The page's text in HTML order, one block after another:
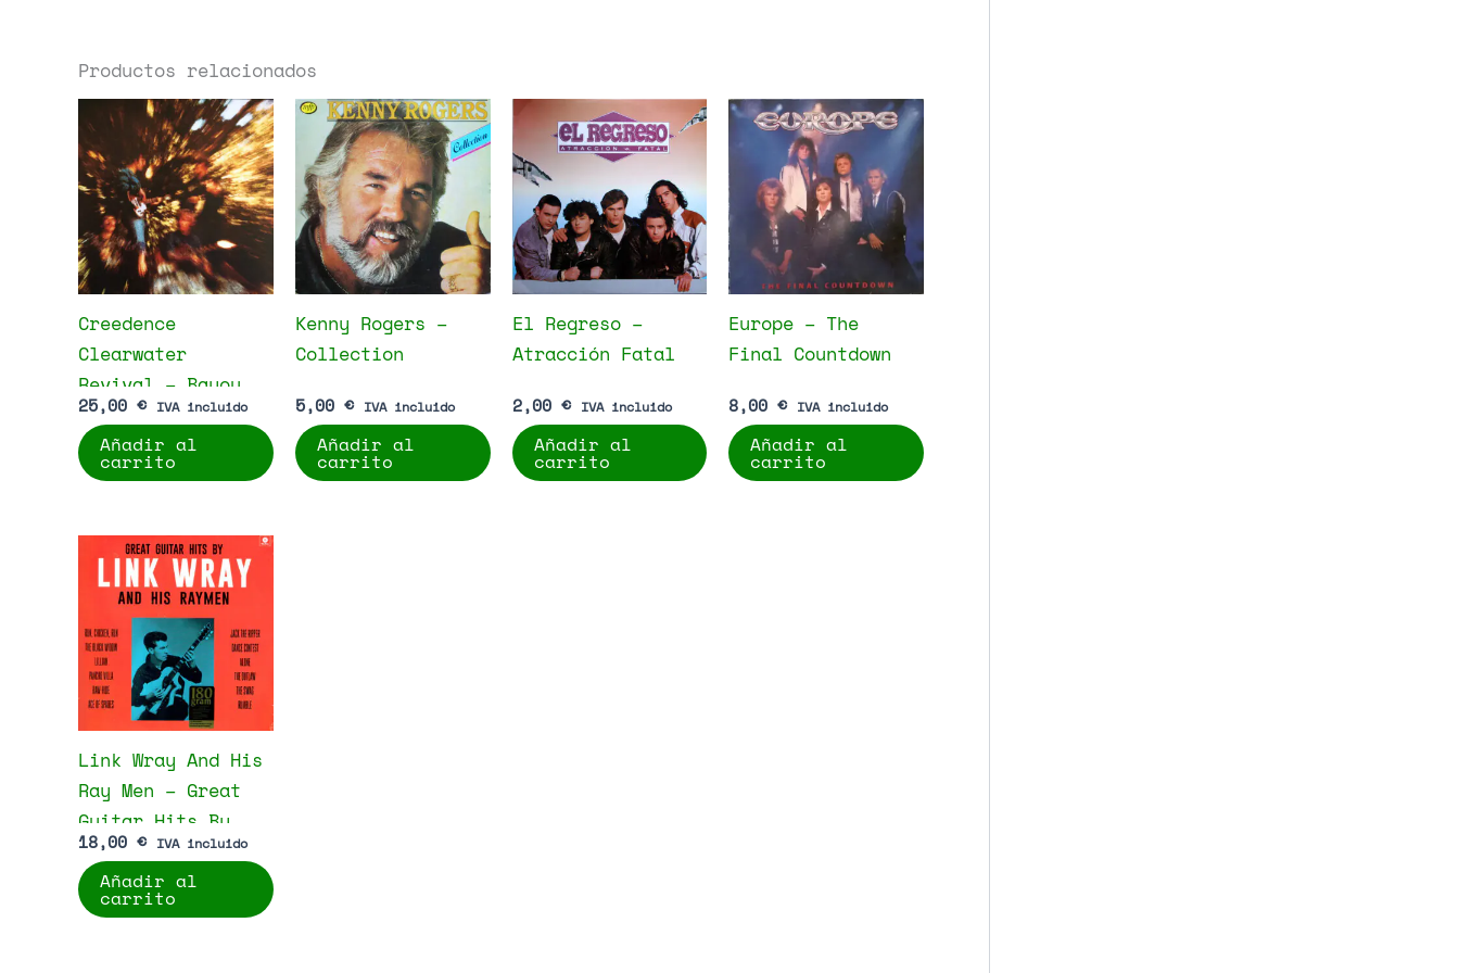
Productos relacionados
Creedence
Clearwater
Revival – Bayou
Country
25,00 € IVA incluido
Añadir al
carrito
Kenny Rogers –
Collection
5,00 € IVA incluido
Añadir al
carrito
El Regreso –
Atracción Fatal
2,00 € IVA incluido
Añadir al
carrito
Europe – The
Final Countdown
8,00€ IVA incluido
Añadir al
carrito
Link Wray And His
Ray Men – Great
Guitar Hits By
Link Wray And His
Raymen
18,00 € IVA incluido
Añadir al
carrito